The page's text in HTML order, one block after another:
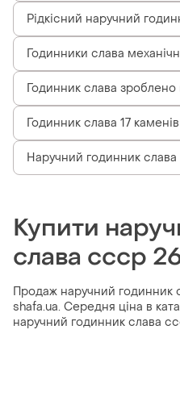
Рідкісний наручний
Годинники слава
Годинник слава
Годинник слава 17 каменів
Наручний годинник слава
Купити
слава ссср
Продаж наручний годинник
shafa.ua. Середня ціна в
наручний годинник слава